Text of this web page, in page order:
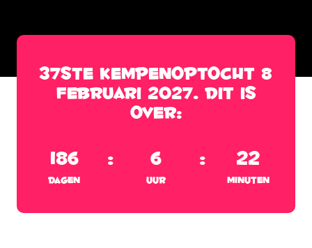
37ste KempenOptocht 8
februari 2027. Dit is
over:
186
dagen
: 6
uur
: 22
minuten